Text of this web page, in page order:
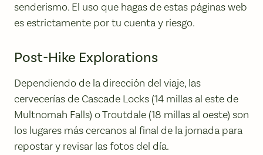
senderismo. El uso que hagas de estas páginas web
es estrictamente por tu cuenta y riesgo.
Post-Hike Explorations
Dependiendo de la dirección del viaje, las
cervecerías de Cascade Locks (14 millas al este de
Multnomah Falls) o Troutdale (18 millas al oeste) son
los lugares más cercanos al final de la jornada para
repostar y revisar las fotos del día.